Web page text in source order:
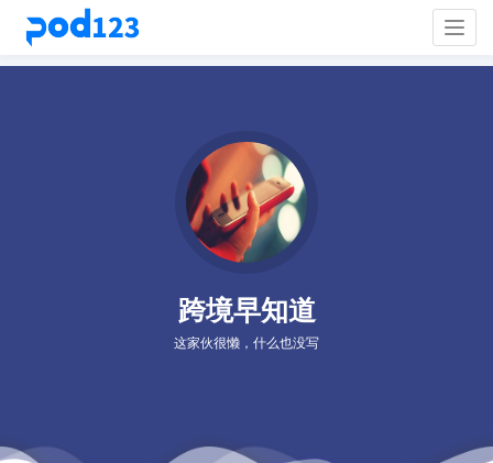
跨境早知道
这家伙很懒，什么也没写